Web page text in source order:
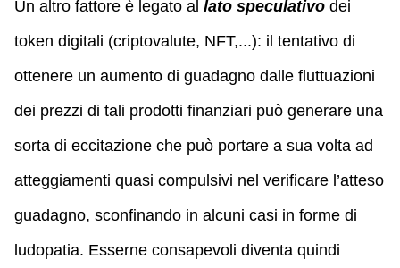
Un altro fattore è legato al lato speculativo dei
token digitali (criptovalute, NFT,...): il tentativo di
ottenere un aumento di guadagno dalle fluttuazioni
dei prezzi di tali prodotti finanziari può generare una
sorta di eccitazione che può portare a sua volta ad
atteggiamenti quasi compulsivi nel verificare l’atteso
guadagno, sconfinando in alcuni casi in forme di
ludopatia. Esserne consapevoli diventa quindi